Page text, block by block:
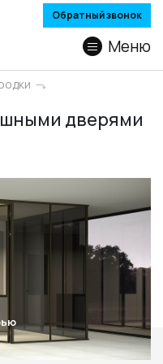
Обратный звонок
Меню
дверями